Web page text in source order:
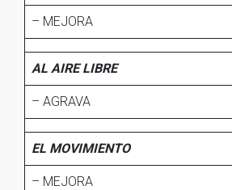
– MEJORA
AL AIRE LIBRE
– AGRAVA
EL MOVIMIENTO
– MEJORA